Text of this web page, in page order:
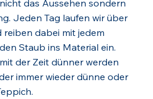
das Aussehen sondern
Jeden Tag laufen wir über
reiben dabei mit jedem
Staub ins Material ein.
der Zeit dünner werden
immer wieder dünne oder